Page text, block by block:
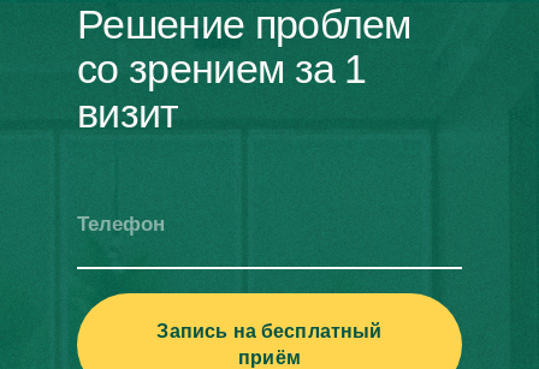
Решение проблем
со зрением за 1
визит
Телефон
Запись на бесплатный
приём